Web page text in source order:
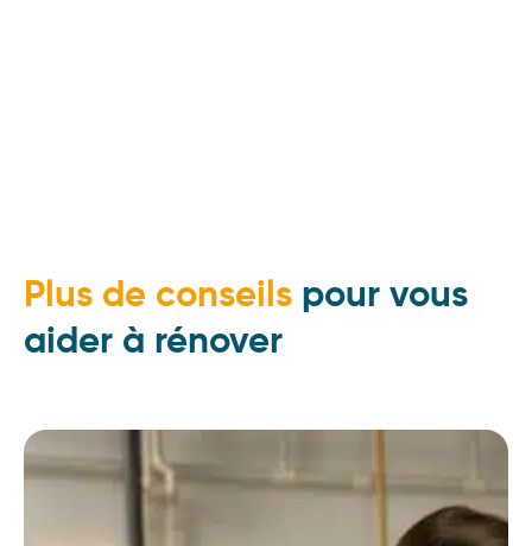
Plus de conseils pour vous
aider à rénover